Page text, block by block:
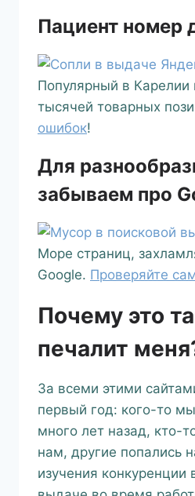
Пациент номер
Популярный в Карелии
тысячей товарных
ошибок!
Для
забываем про
Море страниц,
Google. Проверяйте
Почему это
печалит
За всеми этими
первый год: кого-то
много лет назад, кто-
нам, другие попались
изучения конкуренции